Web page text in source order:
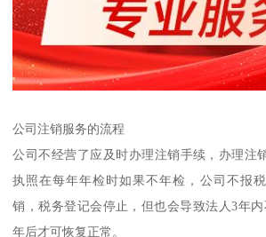
公司注销服务的流程
公司不经营了应及时办理注销手续，办理注
执照在每年年检时如果不年检，公司不报
销，税务登记会停止，但也会导致法人3年
年后才可恢复正常。